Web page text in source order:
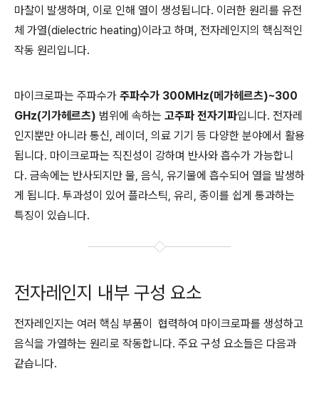
마찰이 발생하며, 이로 인해 열이 생성됩니다. 이러한 원리를 유전
체 가열(dielectric heating)이라고 하며, 전자레인지의 핵심적인
작동 원리입니다.
마이크로파는 주파수가 주파수가 300MHz(메가헤르츠)~300
GHz(기가헤르츠) 범위에 속하는 고주파 전자기파입니다. 전자레
인지뿐만 아니라 통신, 레이더, 의료 기기 등 다양한 분야에서 활용
됩니다. 마이크로파는 직진성이 강하며 반사와 흡수가 가능합니
다. 금속에는 반사되지만 물, 음식, 유기물에 흡수되어 열을 발생하
게 됩니다. 투과성이 있어 플라스틱, 유리, 종이를 쉽게 통과하는
특징이 있습니다.
전자레인지 내부 구성 요소
전자레인지는 여러 핵심 부품이 협력하여 마이크로파를 생성하고
음식을 가열하는 원리로 작동합니다. 주요 구성 요소들은 다음과
같습니다.